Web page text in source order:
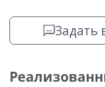
Задать